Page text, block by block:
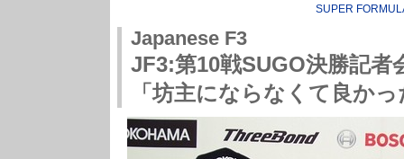
SUPER
Japanese F3
JF3:第10戦SUGO決勝記者
「坊主にならなくて良か